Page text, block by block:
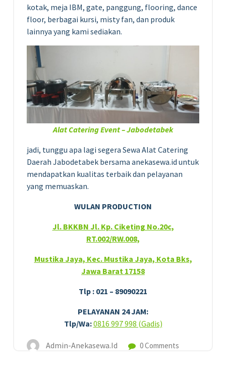
kotak, meja IBM, gate, panggung, flooring, dance
floor, berbagai kursi, misty fan, dan produk
lainnya yang kami sediakan.
Alat Catering Event – Jabodetabek
jadi, tunggu apa lagi segera Sewa Alat Catering
Daerah Jabodetabek bersama anekasewa.id untuk
mendapatkan kualitas terbaik dan pelayanan
yang memuaskan.
WULAN PRODUCTION
Jl. BKKBN Jl. Kp. Ciketing No.20c,
RT.002/RW.008,
Mustika Jaya, Kec. Mustika Jaya, Kota Bks,
Jawa Barat 17158
Tlp : 021 – 89090221
PELAYANAN 24 JAM:
Tlp/Wa:0816 997 998 (Gadis)
Admin-Anekasewa.id 0 Comments